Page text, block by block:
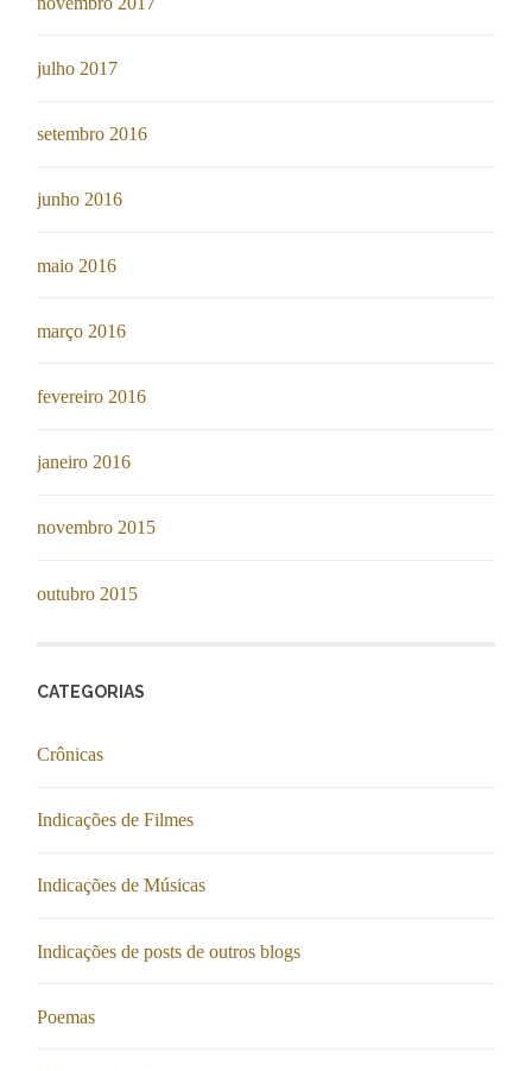
julho 2017
setembro 2016
junho 2016
maio 2016
março 2016
fevereiro 2016
janeiro 2016
novembro 2015
outubro 2015
CATEGORIAS
Crônicas
Indicações de Filmes
Indicações de Músicas
Indicações de posts de outros blogs
Poemas